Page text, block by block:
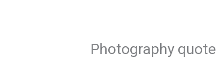
Photography quote